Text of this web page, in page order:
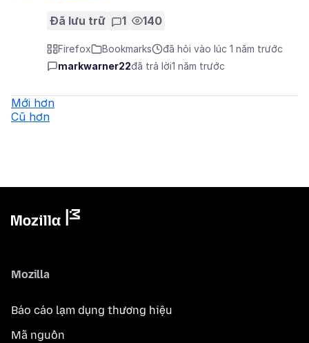
Đã lưu trữ 1 140
Firefox Bookmarks
đã hỏi vào lúc 1 năm trước
markwarner22đã trả lời1 năm trước
Mới hơn
Cũ hơn
Mozilla
Báo cáo lạm dụng thương hiệu
Mã nguồn